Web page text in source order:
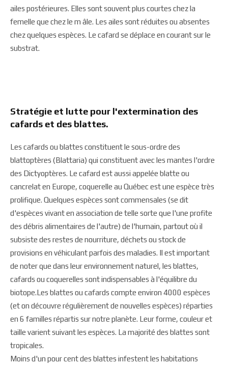
ailes postérieures. Elles sont souvent plus courtes chez la
femelle que chez le m âle. Les ailes sont réduites ou absentes
chez quelques espèces. Le cafard se déplace en courant sur le
substrat.
Stratégie et lutte pour l'extermination des
cafards et des blattes.
Les cafards ou blattes constituent le sous-ordre des
blattoptères (Blattaria) qui constituent avec les mantes l'ordre
des Dictyoptères. Le cafard est aussi appelée blatte ou
cancrelat en Europe, coquerelle au Québec est une espèce très
prolifique. Quelques espèces sont commensales (se dit
d'espèces vivant en association de telle sorte que l'une profite
des débris alimentaires de l'autre) de l'humain, partout où il
subsiste des restes de nourriture, déchets ou stock de
provisions en véhiculant parfois des maladies. Il est important
de noter que dans leur environnement naturel, les blattes,
cafards ou coquerelles sont indispensables à l'équilibre du
biotope.Les blattes ou cafards compte environ 4000 espèces
(et on découvre régulièrement de nouvelles espèces) réparties
en 6 familles répartis sur notre planète. Leur forme, couleur et
taille varient suivant les espèces. La majorité des blattes sont
tropicales.
Moins d'un pour cent des blattes infestent les habitations